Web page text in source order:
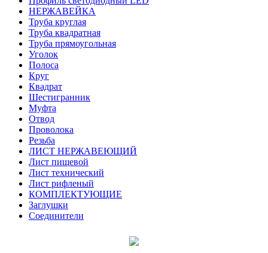
НЕРЖАВЕЙКА
Труба круглая
Труба квадратная
Труба прямоугольная
Уголок
Полоса
Круг
Квадрат
Шестигранник
Муфта
Отвод
Проволока
Резьба
ЛИСТ НЕРЖАВЕЮЩИЙ
Лист пищевой
Лист технический
Лист рифленый
КОМПЛЕКТУЮЩИЕ
Заглушки
Соединители